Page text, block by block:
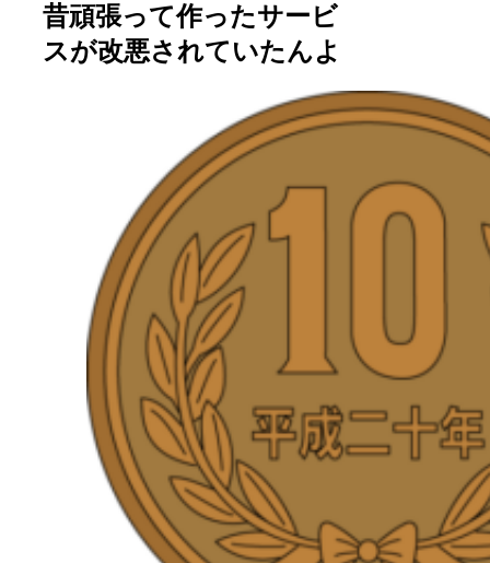
昔頑張って作ったサービ
スが改悪されていたんよ